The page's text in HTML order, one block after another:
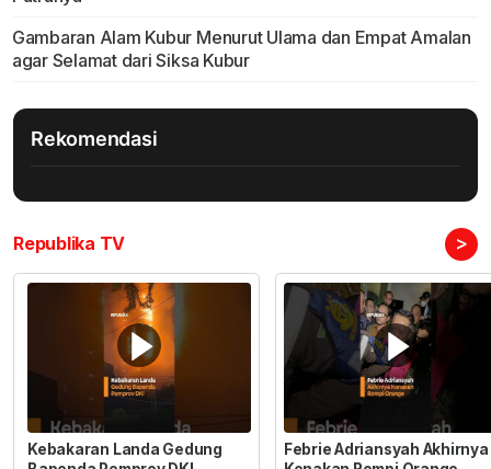
Gambaran Alam Kubur Menurut Ulama dan Empat Amalan
agar Selamat dari Siksa Kubur
Rekomendasi
Republika TV >
Kebakaran Landa Gedung
Febrie Adriansyah Akhirnya